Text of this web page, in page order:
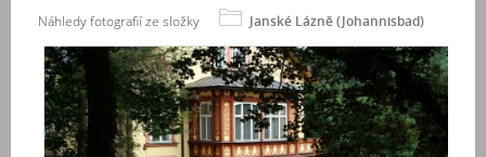
Náhledy fotografií ze složky Janské Lázně (Johannisbad)